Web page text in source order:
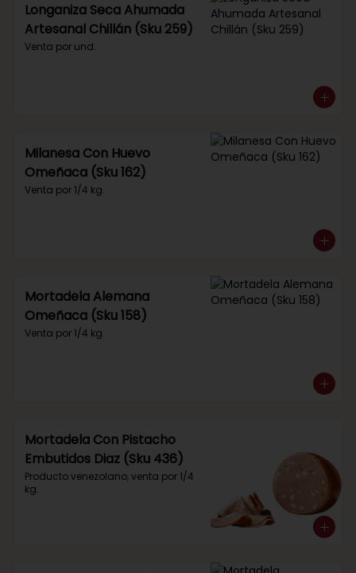
Longaniza Seca Ahumada
Artesanal Chillán (Sku 259)
Venta por und.
Milanesa Con Huevo
Omeñaca (Sku 162)
Venta por 1/4 kg.
Mortadela Alemana
Omeñaca (Sku 158)
Venta por 1/4 kg.
Mortadela Con Pistacho
Embutidos Diaz (Sku 436)
Producto venezolano, venta por 1/4
kg.